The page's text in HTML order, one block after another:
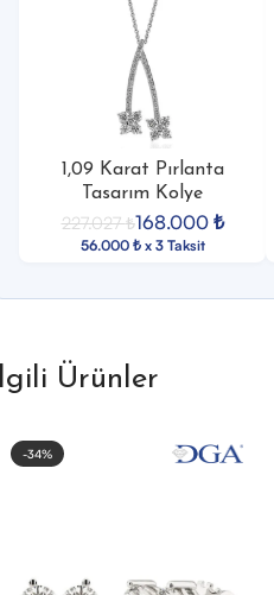
1,09 Karat Pırlanta
Tasarım Kolye
227.027₺168.000 ₺
56.000 ₺ x 3 Taksit
Ürünler
-34%